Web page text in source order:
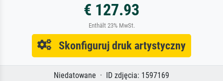
€ 127.93
Enthält 23% MwSt.
Skonfiguruj druk artystyczny
Niedatowane · ID zdjęcia: 1597169